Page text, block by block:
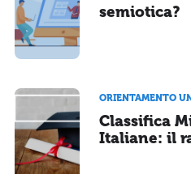
semiotica?
ORIENTAMENTO
Classifica
Italiane: il